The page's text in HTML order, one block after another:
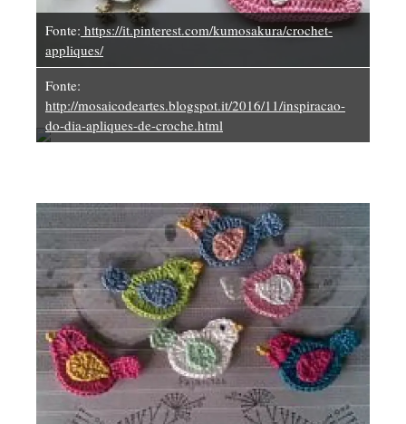
Fonte: https://it.pinterest.com/kumosakura/crochet-
appliques/
Fonte:
http://mosaicodeartes.blogspot.it/2016/11/inspiracao-
do-dia-apliques-de-croche.html